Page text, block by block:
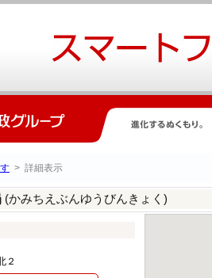
> 詳細表示
(かみちえぶんゆうびんきょく)
２